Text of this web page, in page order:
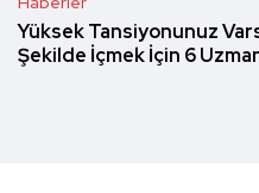
Yüksek Tansiyonunuz
Şekilde İçmek İçin 6